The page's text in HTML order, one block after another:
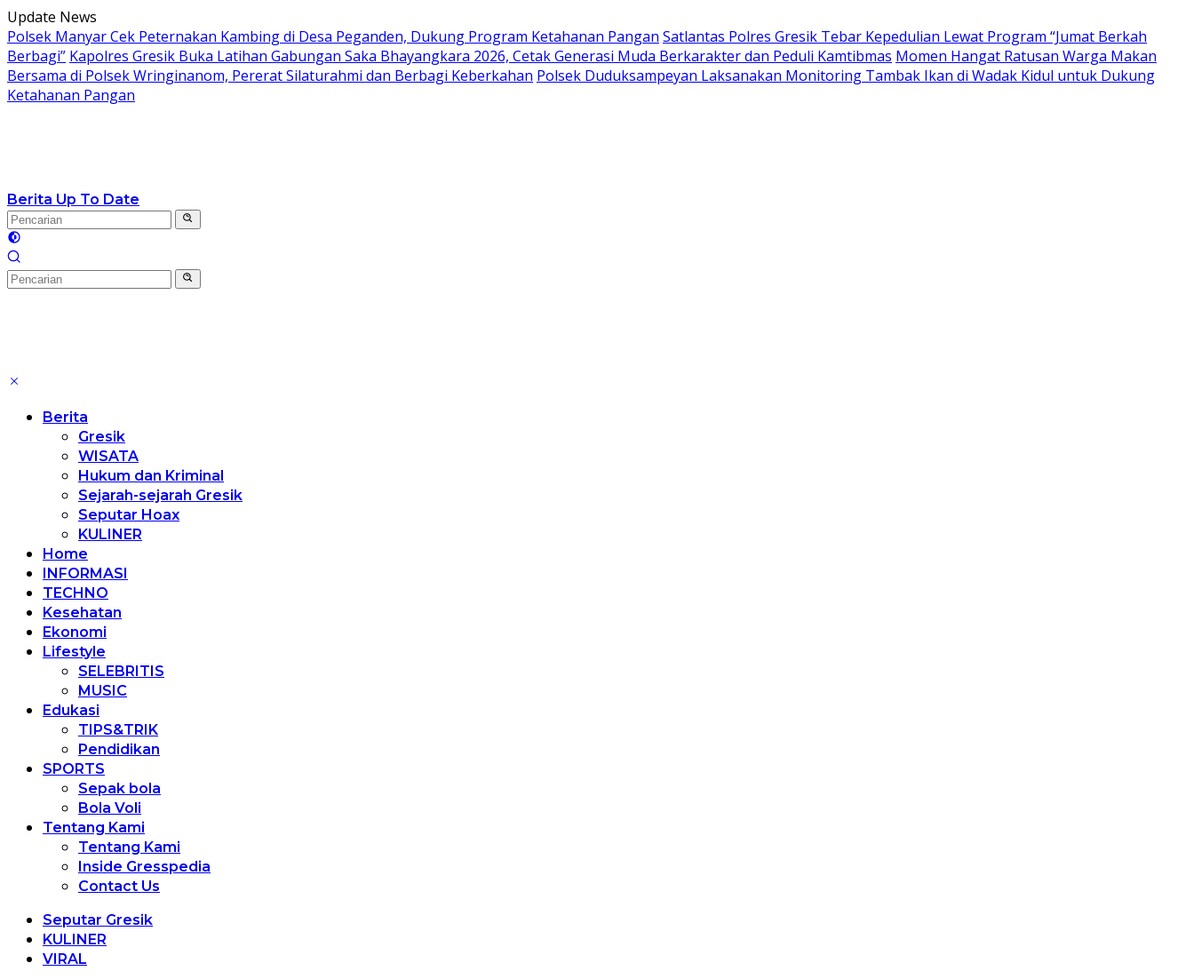
Langsung
ke
konten
Update News
Polsek Manyar Cek Peternakan Kambing di Desa Peganden, Dukung Program Ketahanan Pangan Satlantas Polres Gresik Tebar Kepedulian Lewat Program “Jumat Berkah
Berbagi” Kapolres Gresik Buka Latihan Gabungan Saka Bhayangkara 2026, Cetak Generasi Muda Berkarakter dan Peduli Kamtibmas Momen Hangat Ratusan Warga Makan
Bersama di Polsek Wringinanom, Pererat Silaturahmi dan Berbagi Keberkahan Polsek Duduksampeyan Laksanakan Monitoring Tambak Ikan di Wadak Kidul untuk Dukung
Ketahanan Pangan
Berita Up To Date
Berita
Gresik
WISATA
Hukum dan Kriminal
Sejarah-sejarah Gresik
Seputar Hoax
KULINER
Home
INFORMASI
TECHNO
Kesehatan
Ekonomi
Lifestyle
SELEBRITIS
MUSIC
Edukasi
TIPS&TRIK
Pendidikan
SPORTS
Sepak bola
Bola Voli
Tentang Kami
Tentang Kami
Inside Gresspedia
Contact Us
Seputar Gresik
KULINER
VIRAL